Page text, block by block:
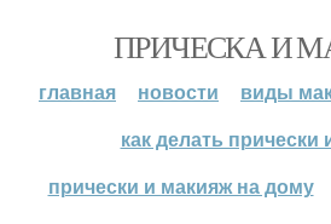
ПРИЧЕСКА И
главная новости
виды
как делать прически
прически и макияж на дому